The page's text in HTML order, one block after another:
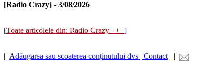
[Radio Crazy] - 3/08/2026
[Toate articolele din: Radio Crazy +++]
| Adăugarea sau scoaterea conținutului dvs | Contact |